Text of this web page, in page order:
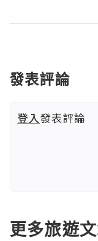
發表評論
登入發表評論
更多旅遊